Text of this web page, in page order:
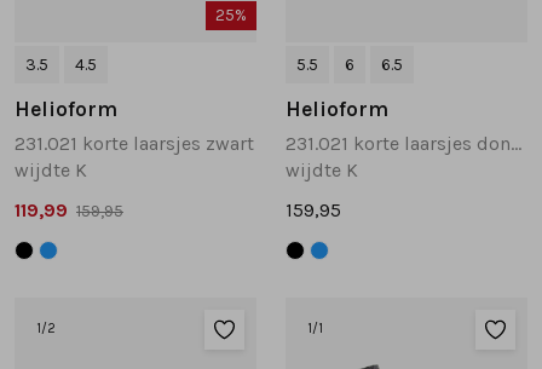
25%
3.5 4.5
Helioform
231.021 korte laarsjes zwart
wijdte K
119,99 159,95
5.5 6 6.5
Helioform
231.021 korte laarsjes donkerblauw
wijdte K
159,95
1 /2 1 /1